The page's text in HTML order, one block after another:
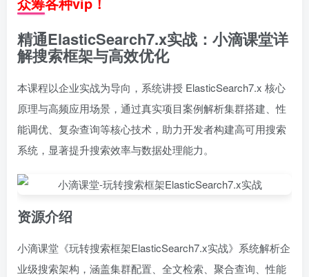
精通ElasticSearch7.x实战：小滴课堂详
解搜索框架与高效优化
本课程以企业实战为导向，系统讲授 ElasticSearch7.x 核心
原理与高频应用场景，通过真实项目案例解析集群搭建、性
能调优、复杂查询等核心技术，助力开发者构建高可用搜索
系统，显著提升搜索效率与数据处理能力。
资源介绍
小滴课堂《玩转搜索框架ElasticSearch7.x实战》系统解析企
业级搜索架构，涵盖集群配置、全文检索、聚合查询、性能